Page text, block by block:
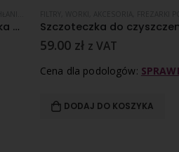
HADEWE SB 40 CHROME frezarka podologiczna z pochłaniaczem pyłu
59.00 zł z VAT
Cena dla podologów:
DODAJ DO KOSZYKA